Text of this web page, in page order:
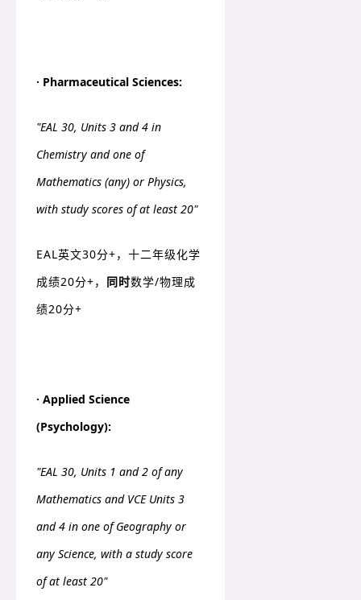
· Pharmaceutical Sciences:
"EAL 30, Units 3 and 4 in
Chemistry and one of
Mathematics (any) or Physics,
with study scores of at least 20"
EAL英文30分+，十二年级化学
成绩20分+， 同时数学/物理成
绩20分+
· Applied Science
(Psychology):
"EAL 30, Units 1 and 2 of any
Mathematics and VCE Units 3
and 4 in one of Geography or
any Science, with a study score
of at least 20"